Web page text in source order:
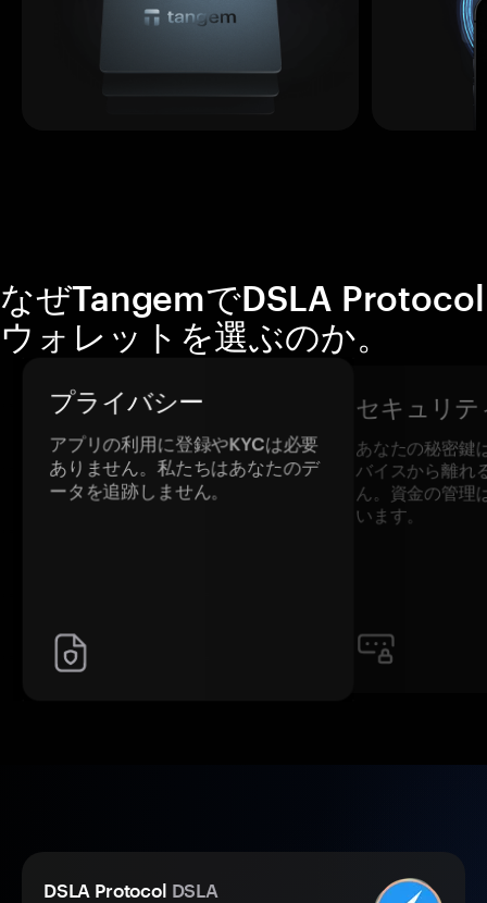
なぜTangemでDSLA Protocol
ウォレットを選ぶのか。
プライバシー
アプリの利用に登録やKYCは必要
ありません。私たちはあなたのデ
ータを追跡しません。
セキュリテ
あなたの秘密鍵
バイスから離れ
ん。資金の管理
います。
DSLA Protocol DSLA